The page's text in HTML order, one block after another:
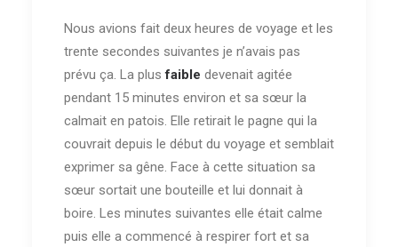
Nous avions fait deux heures de voyage et les
trente secondes suivantes je n’avais pas
prévu ça. La plusfaible devenait agitée
pendant 15 minutes environ et sa sœur la
calmait en patois. Elle retirait le pagne qui la
couvrait depuis le début du voyage et semblait
exprimer sa gêne. Face à cette situation sa
sœur sortait une bouteille et lui donnait à
boire. Les minutes suivantes elle était calme
puis elle a commencé à respirer fort et sa